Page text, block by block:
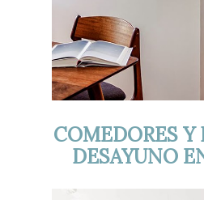
COMEDORES Y
DESAYUNO